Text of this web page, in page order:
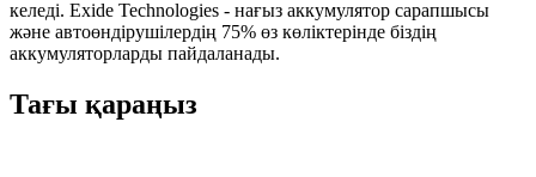
келеді. Exide Technologies - нағыз аккумулятор сарапшысы
және автоөндірушілердің 75% өз көліктерінде біздің
аккумуляторларды пайдаланады.
Тағы қараңыз